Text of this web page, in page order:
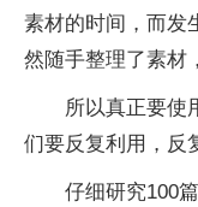
素材的时间，而发
然随手整理了素材
所以真正要使
们要反复利用，反
仔细研究100